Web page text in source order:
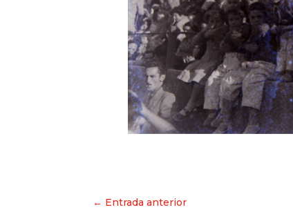
Navegación
← Entrada anterior